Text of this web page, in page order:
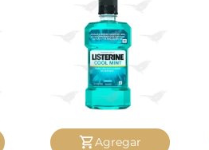
Agregar